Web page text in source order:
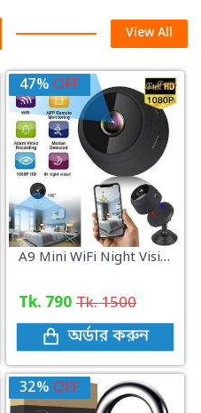
View All
47% OFF
A9 Mini WiFi Night Vision IP Camera with Battery Backup
Tk. 790 Tk. 1500
অর্ডার করুন
32% OFF